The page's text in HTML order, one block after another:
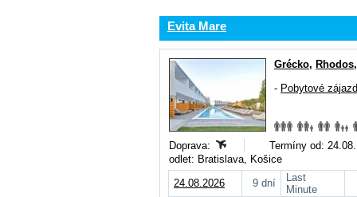
Evita Mare
Grécko, Rhodos
- Pobytové
Doprava:
Termíny od:
odlet: Bratislava, Košice
24.08.2026
9 dní
Last
Minute